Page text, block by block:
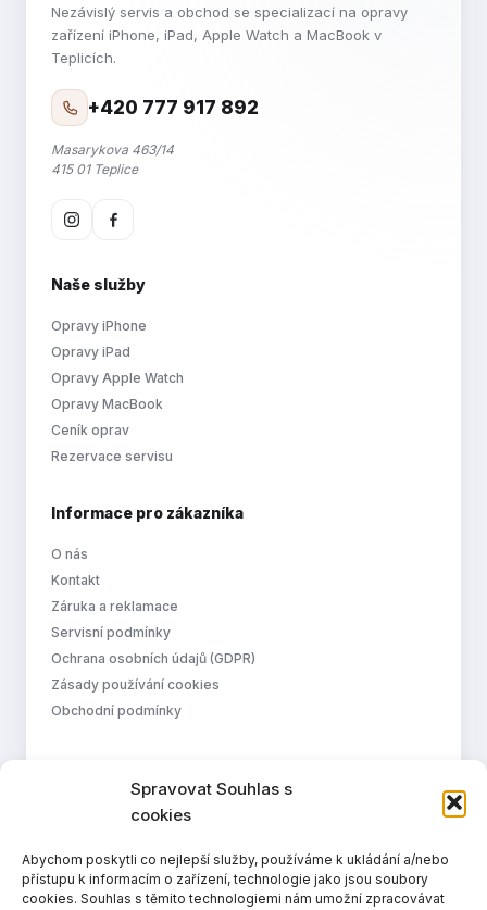
Spravovat Souhlas s
cookies
Abychom poskytli co nejlepší služby, používáme k ukládání a/nebo
přístupu k informacím o zařízení, technologie jako jsou soubory
cookies. Souhlas s těmito technologiemi nám umožní zpracovávat
Nezávislý servis a obchod se specializací na opravy
zařízení iPhone, iPad, Apple Watch a MacBook v
Teplicích.
+420 777 917 892
Masarykova 463/14
415 01 Teplice
Naše služby
Opravy iPhone
Opravy iPad
Opravy Apple Watch
Opravy MacBook
Ceník oprav
Rezervace servisu
Informace pro zákazníka
O nás
Kontakt
Záruka a reklamace
Servisní podmínky
Ochrana osobních údajů (GDPR)
Zásady používání cookies
Obchodní podmínky
Úterý 8:00–15:00
Středa 9:00–18:00